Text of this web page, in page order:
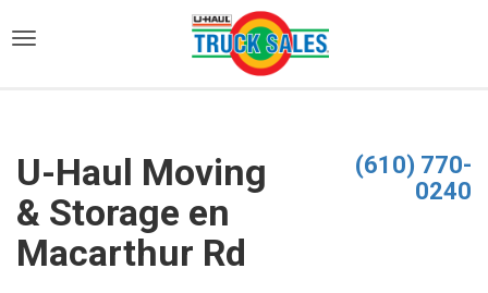
U-Haul Moving
& Storage en
Macarthur Rd
(610) 770-
0240